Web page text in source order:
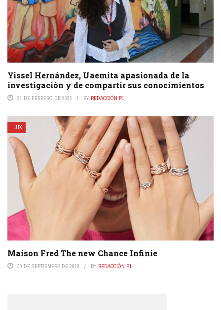
Yissel Hernández, Uaemita apasionada de la
investigación y de compartir sus conocimientos
21 DE FEBRERO DE 2023 BY REDACCIÓN P1
LUX
Maison Fred The new Chance Infinie
30 DE SEPTIEMBRE DE 2020 BY REDACCIÓN P1